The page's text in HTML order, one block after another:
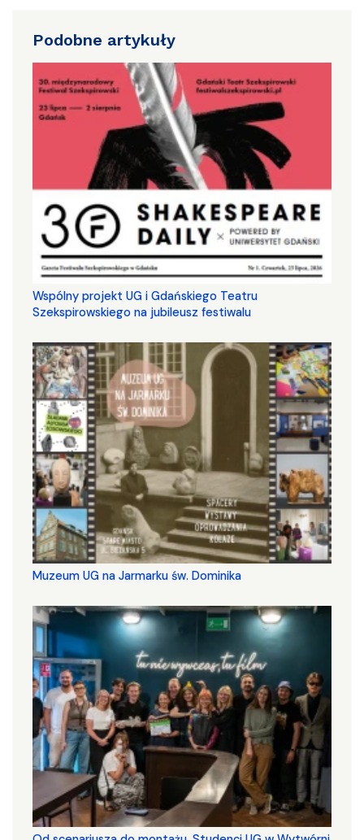
Podobne artykuły
Wspólny projekt UG i Gdańskiego Teatru
Szekspirowskiego na jubileusz festiwalu
Muzeum UG na Jarmarku św. Dominika